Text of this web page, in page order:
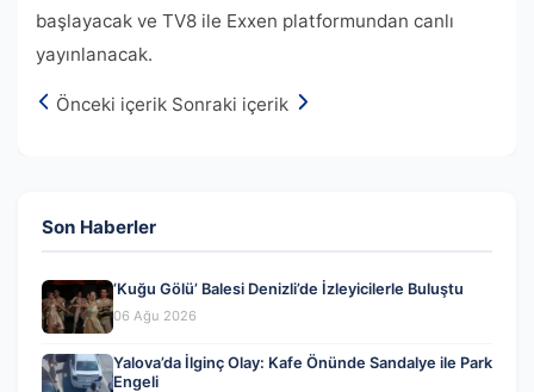
başlayacak ve TV8 ile Exxen platformundan canlı
yayınlanacak.
Önceki içerik Sonraki içerik
Son Haberler
‘Kuğu Gölü’ Balesi Denizli’de İzleyicilerle Buluştu
06 Ağu 2026
Yalova’da İlginç Olay: Kafe Önünde Sandalye ile Park
Engeli